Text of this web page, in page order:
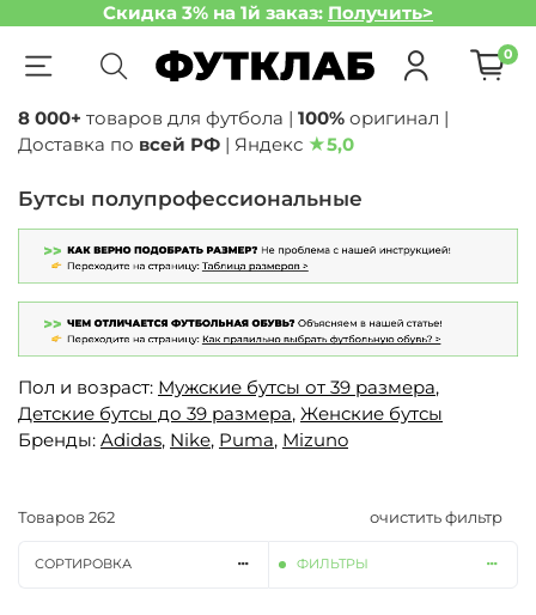
Скидка 3% на 1й заказ: Получить>
0
8 000+ товаров для футбола | 100% оригинал |
Доставка по всей РФ | Яндекс ★5,0
Бутсы полупрофессиональные
Пол и возраст: Мужские бутсы от 39 размера,
Детские бутсы до 39 размера, Женские бутсы
Бренды: Adidas, Nike, Puma, Mizuno
Товаров 262 очистить фильтр
СОРТИРОВКА ФИЛЬТРЫ